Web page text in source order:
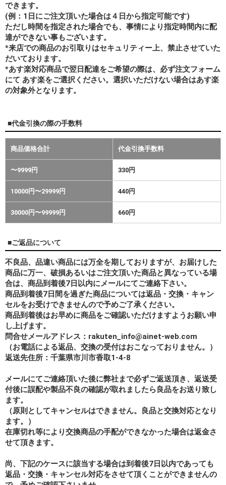
できます。
(例：1日にご注文頂いた場合は４日から指定可能です)
ただし時間を指定された場合でも、事情により指定時間内に配
達ができない事もございます。
*来店での商品のお引取りはセキュリティー上、禁止させていた
だいております。
*あす楽対応商品で翌日配達をご希望の際は、必ず注文フォーム
にて あす楽をご選択ください。選択いただけない場合はあす楽
の対象外となります。
■代金引換の際の手数料
商品価格合計 代金引換手数料
〜9999円 330円
10000円〜29999円 440円
30000円〜99999円 660円
■ご返品について
不良品、品違い商品には万全を期しておりますが、お届けした
商品に万一、破損あるいはご注文頂いた商品と異なっている場
合は、商品到着後7日以内にメールにてご連絡下さい。
商品到着後7日間を過ぎた商品については返品・交換・キャン
セルをお受けできませんので予めご了承ください。
商品到着後はお早めに商品をご確認いただけますようお願い申
し上げます。
問合せメールアドレス：rakuten_info@ainet-web.com
（お電話による返品、交換の受付はおこなっておりません。）
返送先住所：千葉県市川市香取1-4-8
メールにてご連絡頂いた後に弊社まで必ずご返送頂き、返送受
付後に誤配や製品不良の確認が取れましたら良品をお送り致し
ます。
（原則としてキャンセルはできません。良品と交換対応となり
ます。）
在庫切れ等により交換商品の手配ができなかった場合は返金さ
せて頂きます。
尚、下記のケースに該当する場合は到着後7日以内であっても
返品・交換・キャンセル対応をさせて頂くことができませんの